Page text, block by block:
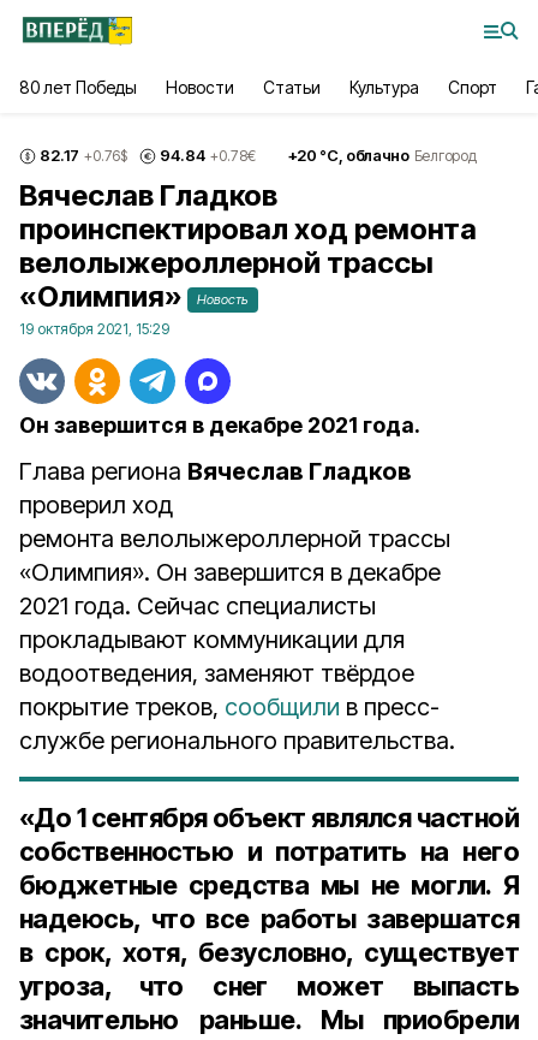
80 лет Победы Новости Статьи Культура Спорт
82.17 +0.76$ 94.84 +0.78€ +20 °С, облачно Белгород
Вячеслав Гладков
проинспектировал ход ремонта
велолыжероллерной трассы
«Олимпия»
Новость
19 октября 2021, 15:29
Он завершится в декабре 2021 года.
Глава региона Вячеслав Гладков
проверил ход
ремонта велолыжероллерной трассы
«Олимпия». Он завершится в декабре
2021 года. Сейчас специалисты
прокладывают коммуникации для
водоотведения, заменяют твёрдое
покрытие треков, сообщили в пресс-
службе регионального правительства.
«До 1 сентября объект являлся частной
собственностью и потратить на него
бюджетные средства мы не могли. Я
надеюсь, что все работы завершатся
в срок, хотя, безусловно, существует
угроза, что снег может выпасть
значительно раньше. Мы приобрели